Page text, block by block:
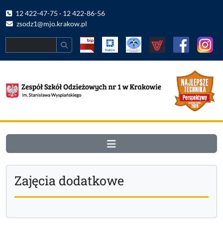
12 422-47-75 · 12 422-86-56
zsodz1@mjo.krakow.pl
Zajęcia dodatkowe